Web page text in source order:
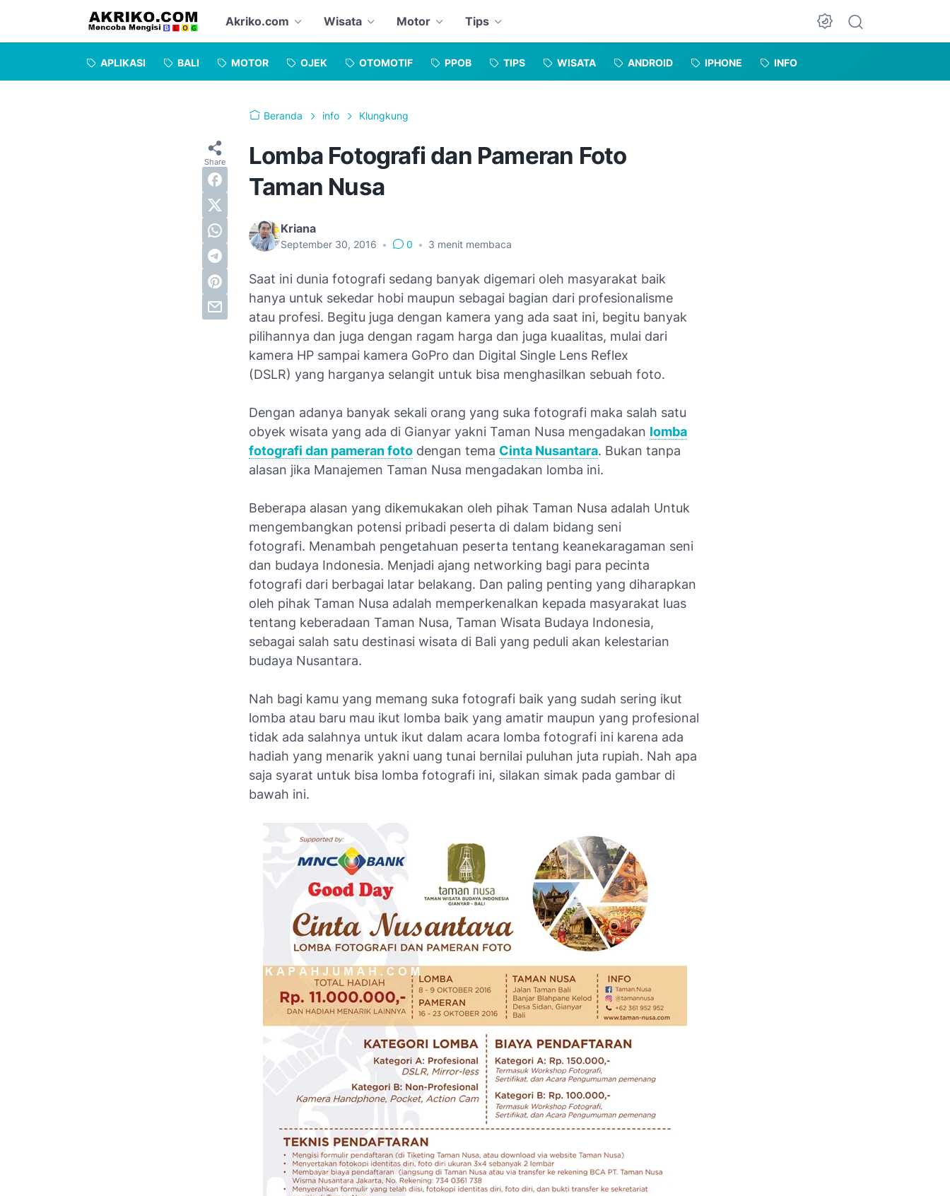
Akriko.com Wisata Motor Tips
Dark Mode
APLIKASI BALI MOTOR OJEK OTOMOTIF PPOB TIPS WISATA ANDROID IPHONE INFO
Beranda info Klungkung
Lomba Fotografi dan Pameran Foto
Taman Nusa
Kriana
September 30, 2016 • 0 • 3 menit membaca
Saat ini dunia fotografi sedang banyak digemari oleh masyarakat baik
hanya untuk sekedar hobi maupun sebagai bagian dari profesionalisme
atau profesi. Begitu juga dengan kamera yang ada saat ini, begitu banyak
pilihannya dan juga dengan ragam harga dan juga kuaalitas, mulai dari
kamera HP sampai kamera GoPro dan Digital Single Lens Reflex
(DSLR) yang harganya selangit untuk bisa menghasilkan sebuah foto.
Dengan adanya banyak sekali orang yang suka fotografi maka salah satu
obyek wisata yang ada di Gianyar yakni Taman Nusa mengadakan lomba
fotografi dan pameran foto dengan tema Cinta Nusantara. Bukan tanpa
alasan jika Manajemen Taman Nusa mengadakan lomba ini.
Beberapa alasan yang dikemukakan oleh pihak Taman Nusa adalah Untuk
mengembangkan potensi pribadi peserta di dalam bidang seni
fotografi. Menambah pengetahuan peserta tentang keanekaragaman seni
dan budaya Indonesia. Menjadi ajang networking bagi para pecinta
fotografi dari berbagai latar belakang. Dan paling penting yang diharapkan
oleh pihak Taman Nusa adalah memperkenalkan kepada masyarakat luas
tentang keberadaan Taman Nusa, Taman Wisata Budaya Indonesia,
sebagai salah satu destinasi wisata di Bali yang peduli akan kelestarian
budaya Nusantara.
Nah bagi kamu yang memang suka fotografi baik yang sudah sering ikut
lomba atau baru mau ikut lomba baik yang amatir maupun yang profesional
tidak ada salahnya untuk ikut dalam acara lomba fotografi ini karena ada
hadiah yang menarik yakni uang tunai bernilai puluhan juta rupiah. Nah apa
saja syarat untuk bisa lomba fotografi ini, silakan simak pada gambar di
bawah ini.